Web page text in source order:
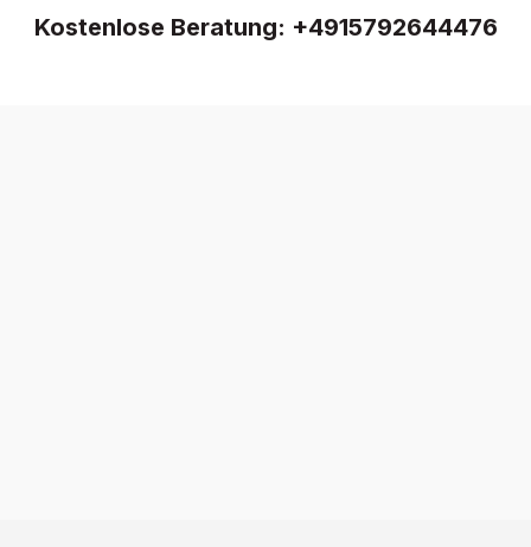
Kostenlose Beratung: +4915792644476